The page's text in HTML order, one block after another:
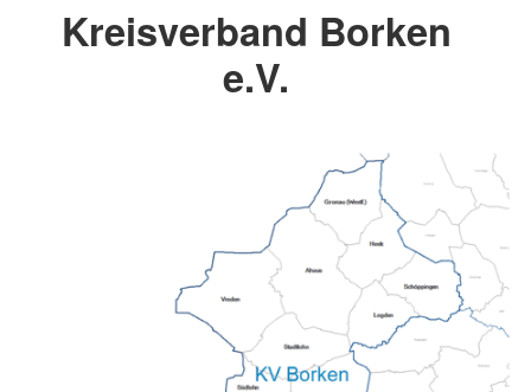
Kreisverband Borken
e.V.